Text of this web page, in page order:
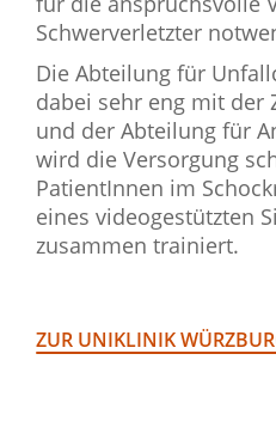
Schwerverletzter
Die Abteilung für
dabei sehr eng mit der
und der Abteilung für
wird die Versorgung
PatientInnen im
eines videogestützten
zusammen trainiert.
ZUR UNIKLINIK